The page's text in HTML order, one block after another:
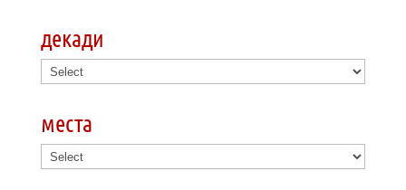
декади
места